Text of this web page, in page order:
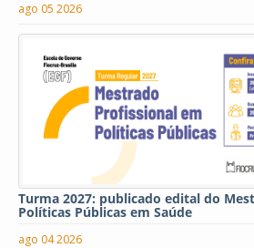
ago 05 2026
Turma 2027: publicado edital do
Políticas Públicas em Saúde
ago 04 2026